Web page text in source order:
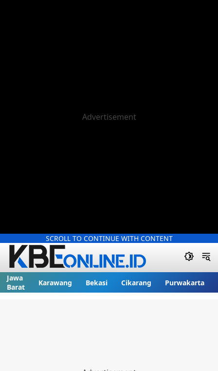
SCROLL TO CONTINUE WITH CONTENT
Jawa
Barat
Karawang Bekasi Cikarang Purwakarta